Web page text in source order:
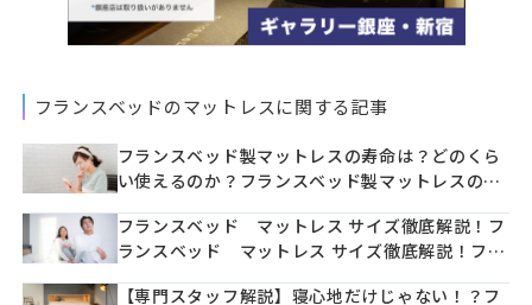
フランスベッドのマットレスに関する記事
フランスベッド製マットレスの寿命は？どのくら
い使えるのか？フランスベッド製マットレスの寿
マットレスの寿命は？どのくらい使えるのか？フ
ランスベッド製マットレスの寿命は？どのくらい
使えるのか？フランスベッド製マットレスの寿命
フランスベッド マットレス サイズ徹底解説！フ
ランスベッド マットレス サイズ徹底解説！フラ
【専門スタッフ解説】寝心地だけじゃない！？フ